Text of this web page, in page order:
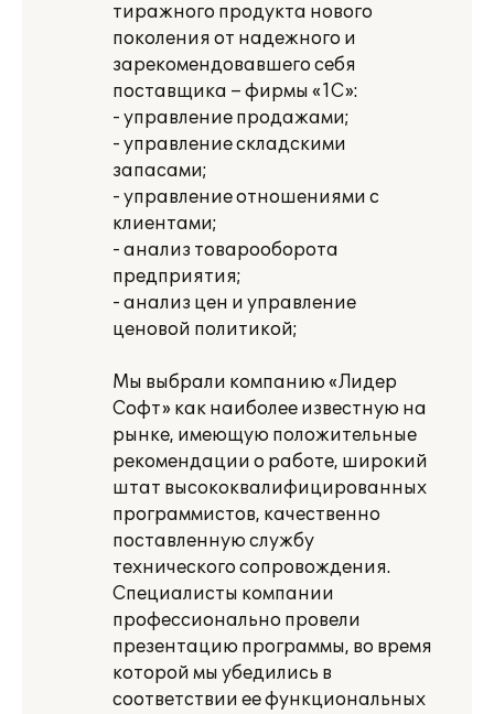
тиражного продукта нового
поколения от надежного и
зарекомендовавшего себя
поставщика – фирмы «1С»:
- управление продажами;
- управление складскими
запасами;
- управление отношениями с
клиентами;
- анализ товарооборота
предприятия;
- анализ цен и управление
ценовой политикой;
Мы выбрали компанию «Лидер
Софт» как наиболее известную на
рынке, имеющую положительные
рекомендации о работе, широкий
штат высококвалифицированных
программистов, качественно
поставленную службу
технического сопровождения.
Специалисты компании
профессионально провели
презентацию программы, во время
которой мы убедились в
соответствии ее функциональных